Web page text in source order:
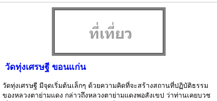
วัดทุ่งเศรษฐี ขอนแก่น
วัดทุ่งเศรษฐี มีจุดเริ่มต้นเล็กๆ ด้วยความคิดที่จะสร้างสถานที่ปฏิบัติธรรม
ของหลวงตาย่ามแดง กล่าวถึงหลวงตาย่ามแดงพอสังเขป ว่าท่านเคยบวช